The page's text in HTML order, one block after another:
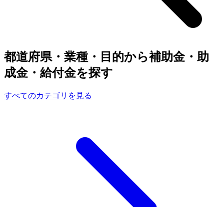
都道府県・業種・目的から補助金・助
成金・給付金を探す
すべてのカテゴリを見る